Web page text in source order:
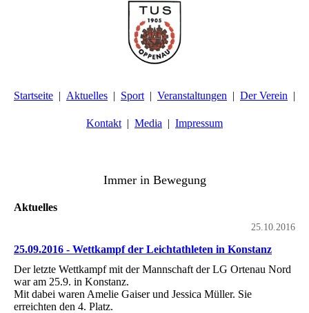
Startseite Aktuelles Sport Veranstaltungen Der Verein
Kontakt Media Impressum
Immer in Bewegung
Aktuelles
25.10.2016
25.09.2016 - Wettkampf der Leichtathleten in Konstanz
Der letzte Wettkampf mit der Mannschaft der LG Ortenau Nord
war am 25.9. in Konstanz.
Mit dabei waren Amelie Gaiser und Jessica Müller. Sie
erreichten den 4. Platz.